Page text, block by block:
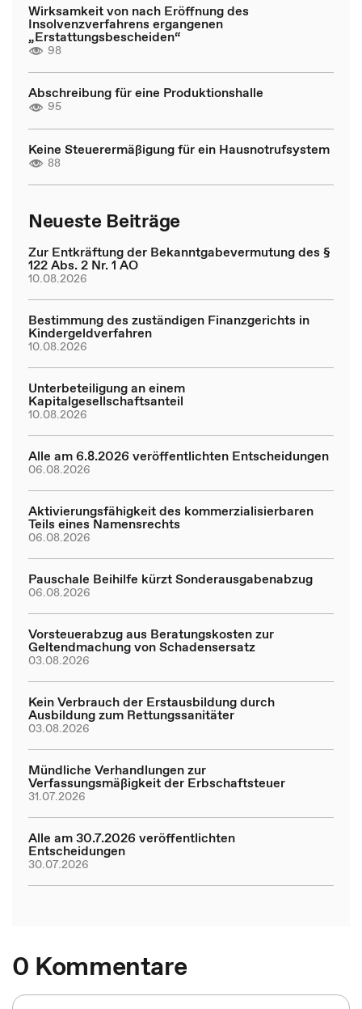
Wirksamkeit von nach Eröffnung des
Insolvenzverfahrens ergangenen
„Erstattungsbescheiden“
98
Abschreibung für eine Produktionshalle
95
Keine Steuerermäßigung für ein Hausnotrufsystem
88
Neueste Beiträge
Zur Entkräftung der Bekanntgabevermutung des §
122 Abs. 2 Nr. 1 AO
10.08.2026
Bestimmung des zuständigen Finanzgerichts in
Kindergeldverfahren
10.08.2026
Unterbeteiligung an einem
Kapitalgesellschaftsanteil
10.08.2026
Alle am 6.8.2026 veröffentlichten Entscheidungen
06.08.2026
Aktivierungsfähigkeit des kommerzialisierbaren
Teils eines Namensrechts
06.08.2026
Pauschale Beihilfe kürzt Sonderausgabenabzug
06.08.2026
Vorsteuerabzug aus Beratungskosten zur
Geltendmachung von Schadensersatz
03.08.2026
Kein Verbrauch der Erstausbildung durch
Ausbildung zum Rettungssanitäter
03.08.2026
Mündliche Verhandlungen zur
Verfassungsmäßigkeit der Erbschaftsteuer
31.07.2026
Alle am 30.7.2026 veröffentlichten
Entscheidungen
30.07.2026
0 Kommentare